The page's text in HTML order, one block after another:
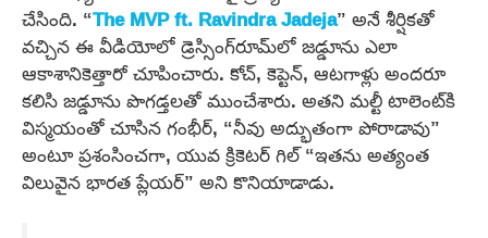
చేసింది. “The MVP ft. Ravindra Jadeja” అనే శీర్షికతో
వచ్చిన ఈ వీడియోలో డ్రెస్సింగ్‌రూమ్‌లో జడ్డూను ఎలా
ఆకాశానికెత్తారో చూపించారు. కోచ్, కెప్టెన్, ఆటగాళ్లు అందరూ
కలిసి జడ్డూను పొగడ్తలతో ముంచేశారు. అతని మల్టీ టాలెంట్‌కి
విస్మయంతో చూసిన గంభీర్, “నీవు అద్భుతంగా పోరాడావు”
అంటూ ప్రశంసించగా, యువ క్రికెటర్ గిల్ “ఇతను అత్యంత
విలువైన భారత ప్లేయర్” అని కొనియాడాడు.